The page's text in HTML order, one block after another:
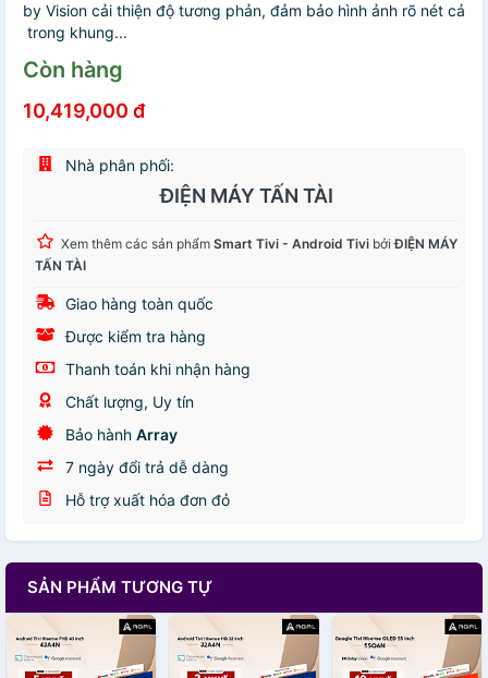
by Vision cải thiện độ tương phản, đảm bảo hình ảnh rõ nét cả
trong khung...
Còn hàng
10,419,000 đ
Nhà phân phối:
ĐIỆN MÁY TẤN TÀI
Xem thêm các sản phẩm Smart Tivi - Android Tivi bởiĐIỆN MÁY
TẤN TÀI
Giao hàng toàn quốc
Được kiểm tra hàng
Thanh toán khi nhận hàng
Chất lượng, Uy tín
Bảo hành Array
7 ngày đổi trả dễ dàng
Hỗ trợ xuất hóa đơn đỏ
SẢN PHẨM TƯƠNG TỰ